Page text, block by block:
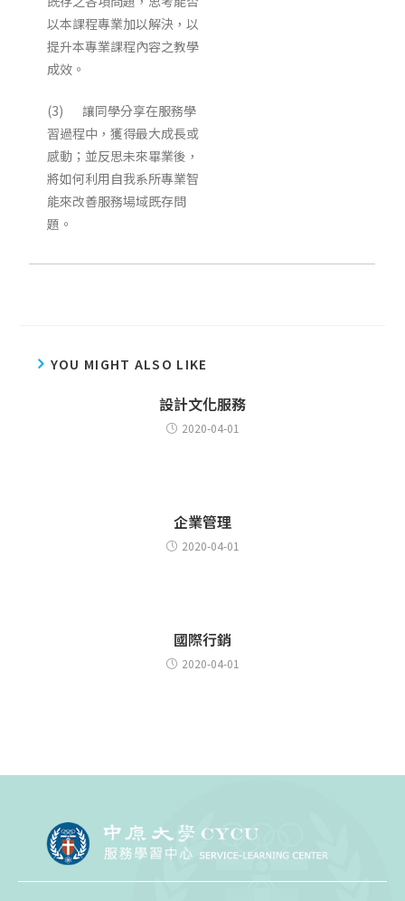
以本課程專業加以解決，以
提升本專業課程內容之教學
成效。
(3) 讓同學分享在服務學
習過程中，獲得最大成長或
感動；並反思未來畢業後，
將如何利用自我系所專業智
能來改善服務場域既存問
題。
YOU MIGHT ALSO LIKE
設計文化服務
2020-04-01
企業管理
2020-04-01
國際行銷
2020-04-01